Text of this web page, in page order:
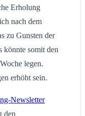
Erholung
nach dem
zu Gunsten der
könnte somit den
legen.
erhöht sein.
Newsletter
den